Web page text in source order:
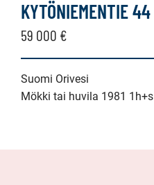
KYTÖNIEMENTIE 44
59 000 €
Suomi Orivesi
Mökki tai huvila 1981 1h+s